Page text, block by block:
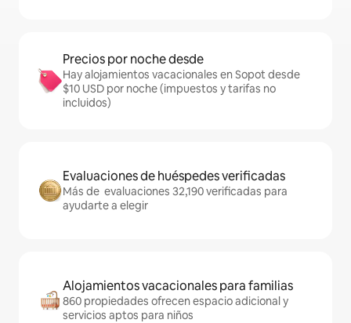
Precios por noche desde
Hay alojamientos vacacionales en Sopot desde
$10 USD por noche (impuestos y tarifas no
incluidos)
Evaluaciones de huéspedes verificadas
Más de evaluaciones 32,190 verificadas para
ayudarte a elegir
Alojamientos vacacionales para familias
860 propiedades ofrecen espacio adicional y
servicios aptos para niños